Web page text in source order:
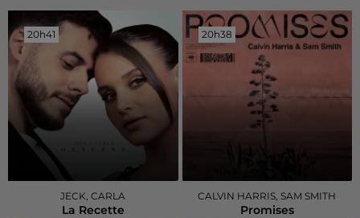
20h41
20h41
JECK, CARLA
La Recette
20h38
20h38
CALVIN HARRIS, SAM SMITH
Promises